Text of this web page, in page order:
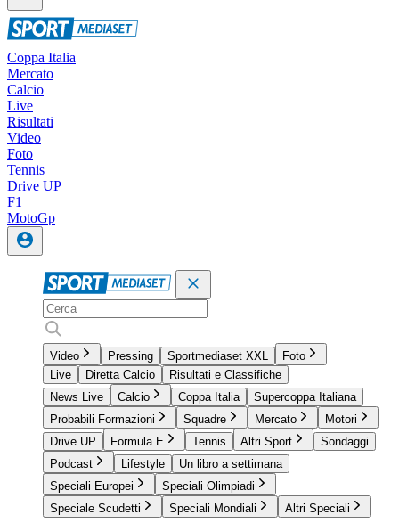
Coppa Italia
Mercato
Calcio
Live
Risultati
Video
Foto
Tennis
Drive UP
F1
MotoGp
Video Pressing Sportmediaset XXL
Foto
Live
Diretta Calcio
Risultati e Classifiche
News Live
Calcio Coppa Italia
Supercoppa Italiana
Probabili Formazioni
Squadre Mercato
Motori
Drive UP
Formula E Tennis Altri Sport
Sondaggi
Podcast
Lifestyle
Un libro a settimana
Speciali Europei
Speciali Olimpiadi
Speciale Scudetti
Speciali Mondiali Altri Speciali